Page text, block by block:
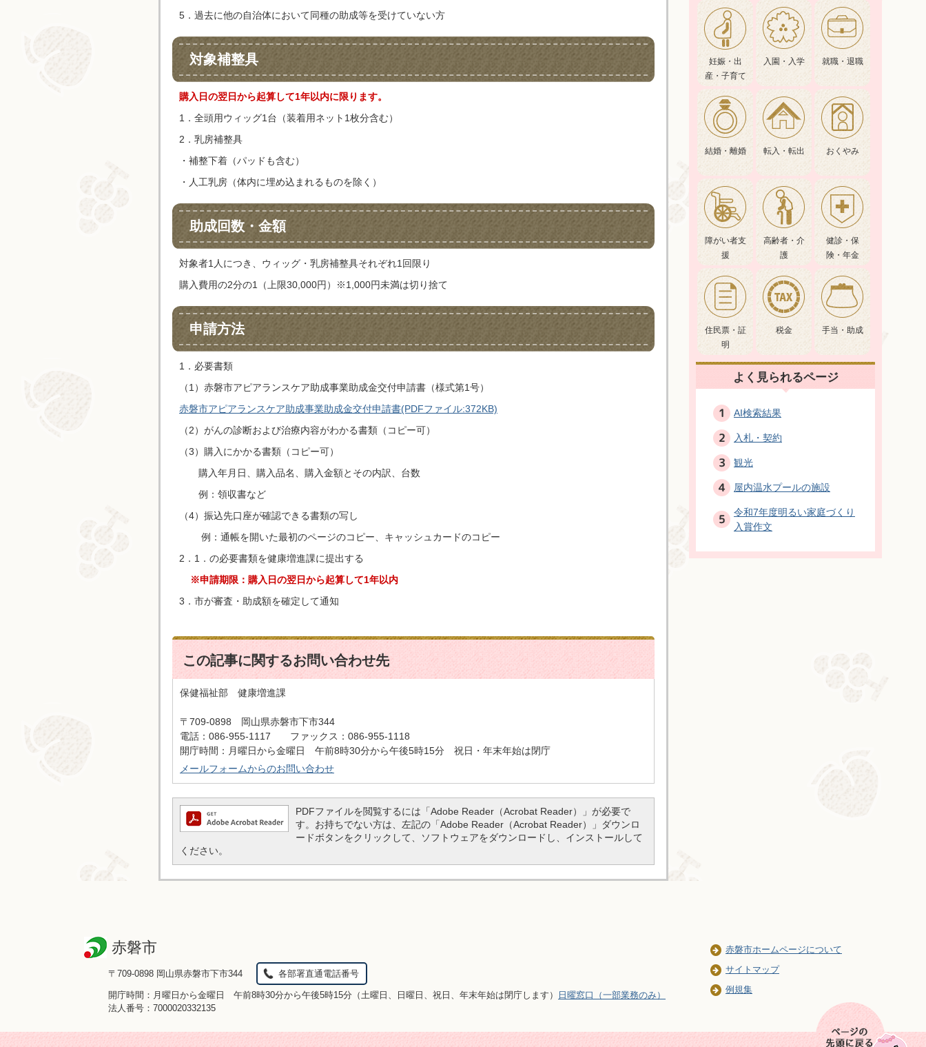
5．過去に他の自治体において同種の助成等を受けていない方
対象補整具
購入日の翌日から起算して1年以内に限ります。
1．全頭用ウィッグ1台（装着用ネット1枚分含む）
2．乳房補整具
・補整下着（パッドも含む）
・人工乳房（体内に埋め込まれるものを除く）
助成回数・金額
対象者1人につき、ウィッグ・乳房補整具それぞれ1回限り
購入費用の2分の1（上限30,000円）※1,000円未満は切り捨て
申請方法
1．必要書類
（1）赤磐市アピアランスケア助成事業助成金交付申請書（様式第1号）
赤磐市アピアランスケア助成事業助成金交付申請書(PDFファイル:372KB)
（2）がんの診断および治療内容がわかる書類（コピー可）
（3）購入にかかる書類（コピー可）
購入年月日、購入品名、購入金額とその内訳、台数
例：領収書など
（4）振込先口座が確認できる書類の写し
例：通帳を開いた最初のページのコピー、キャッシュカードのコピー
2．1．の必要書類を健康増進課に提出する
※申請期限：購入日の翌日から起算して1年以内
3．市が審査・助成額を確定して通知
この記事に関するお問い合わせ先
保健福祉部 健康増進課
〒709-0898 岡山県赤磐市下市344
電話：086-955-1117 ファックス：086-955-1118
開庁時間：月曜日から金曜日 午前8時30分から午後5時15分 祝日・年末年始は閉庁
メールフォームからのお問い合わせ
PDFファイルを閲覧するには「Adobe Reader（Acrobat Reader）」が必要で
す。お持ちでない方は、左記の「Adobe Reader（Acrobat Reader）」ダウンロ
ードボタンをクリックして、ソフトウェアをダウンロードし、インストールして
ください。
妊娠・出
産・子育て
入園・入学 就職・退職
結婚・離婚 転入・転出 おくやみ
障がい者支
援
高齢者・介
護
健診・保
険・年金
住民票・証
明
税金 手当・助成
よく見られるページ
AI検索結果
入札・契約
観光
屋内温水プールの施設
令和7年度明るい家庭づくり
入賞作文
赤磐市
〒709-0898 岡山県赤磐市下市344 各部署直通電話番号
開庁時間：月曜日から金曜日 午前8時30分から午後5時15分（土曜日、日曜日、祝日、年末年始は閉庁します）
日曜窓口（一部業務のみ）
法人番号：7000020332135
赤磐市ホームページについて
サイトマップ
例規集